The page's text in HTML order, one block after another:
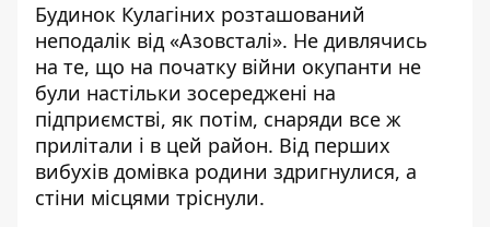
Будинок Кулагіних розташований
неподалік від «Азовсталі». Не дивлячись
на те, що на початку війни окупанти не
були настільки зосереджені на
підприємстві, як потім, снаряди все ж
прилітали і в цей район. Від перших
вибухів домівка родини здригнулися, а
стіни місцями тріснули.